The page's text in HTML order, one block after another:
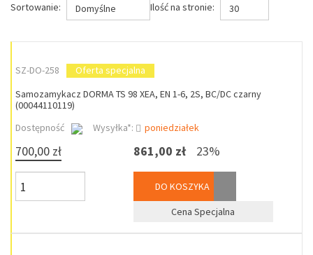
Sortowanie: Domyślne Ilość na stronie: 30
SZ-DO-258
Oferta specjalna
Samozamykacz DORMA TS 98 XEA, EN 1-6, 2S, BC/DC czarny
(00044110119)
Dostępność
Wysyłka*: poniedziałek
700,00 zł 861,00 zł 23%
DO KOSZYKA
Cena Specjalna